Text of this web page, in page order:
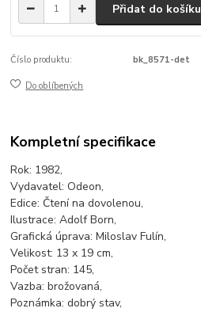
Přidat do košíku
Číslo produktu: bk_8571-det
Do oblíbených
Kompletní specifikace
Rok: 1982,
Vydavatel: Odeon,
Edice: Čtení na dovolenou,
Ilustrace: Adolf Born,
Grafická úprava: Miloslav Fulín,
Velikost: 13 x 19 cm,
Počet stran: 145,
Vazba: brožovaná,
Poznámka: dobrý stav,